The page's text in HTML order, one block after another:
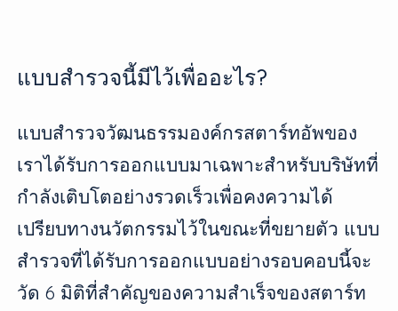
แบบสำรวจนี้มีไว้เพื่ออะไร?
แบบสำรวจวัฒนธรรมองค์กรสตาร์ทอัพของ
เราได้รับการออกแบบมาเฉพาะสำหรับบริษัทที่
กำลังเติบโตอย่างรวดเร็วเพื่อคงความได้
เปรียบทางนวัตกรรมไว้ในขณะที่ขยายตัว แบบ
สำรวจที่ได้รับการออกแบบอย่างรอบคอบนี้จะ
วัด 6 มิติที่สำคัญของความสำเร็จของสตาร์ท